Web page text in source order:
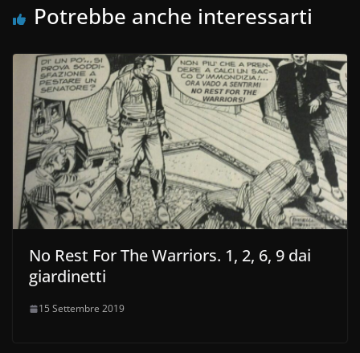
Potrebbe anche interessarti
No Rest For The Warriors. 1, 2, 6, 9 dai
giardinetti
15 Settembre 2019